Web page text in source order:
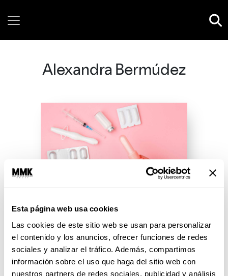
Esta página web usa cookies
Las cookies de este sitio web se usan para personalizar
el contenido y los anuncios, ofrecer funciones de redes
sociales y analizar el tráfico. Además, compartimos
información sobre el uso que haga del sitio web con
nuestros partners de redes sociales, publicidad y análisis
Alexandra Bermúdez
¿Por qué van en aumento las
infecciones de transmisión
sexual?